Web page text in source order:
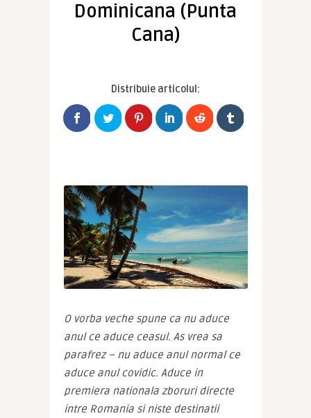
Dominicana (Punta
Cana)
Distribuie articolul:
O vorba veche spune ca nu aduce
anul ce aduce ceasul. As vrea sa
parafrez – nu aduce anul normal ce
aduce anul covidic. Aduce in
premiera nationala zboruri directe
intre Romania si niste destinatii